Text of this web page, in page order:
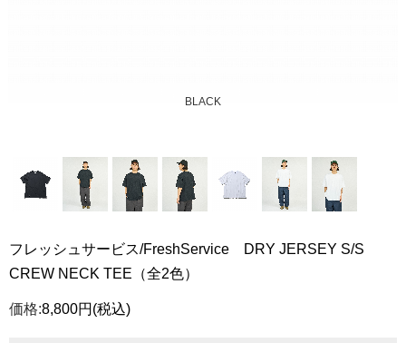
BLACK
フレッシュサービス/FreshService DRY JERSEY S/S
CREW NECK TEE（全2色）
価格:8,800円 (税込)